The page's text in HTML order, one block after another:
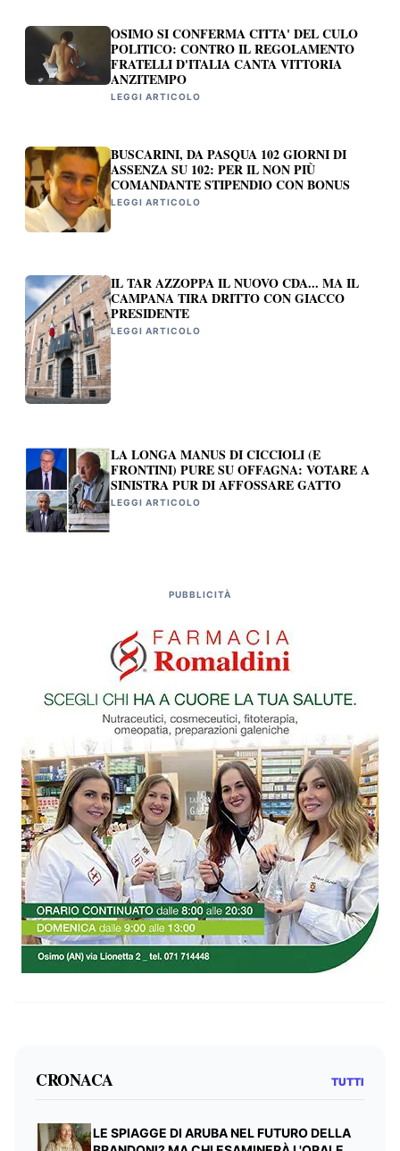
OSIMO SI CONFERMA CITTA' DEL CULO
POLITICO: CONTRO IL REGOLAMENTO
FRATELLI D'ITALIA CANTA VITTORIA
ANZITEMPO
LEGGI ARTICOLO
BUSCARINI, DA PASQUA 102 GIORNI DI
ASSENZA SU 102: PER IL NON PIÙ
COMANDANTE STIPENDIO CON BONUS
LEGGI ARTICOLO
IL TAR AZZOPPA IL NUOVO CDA... MA IL
CAMPANA TIRA DRITTO CON GIACCO
PRESIDENTE
LEGGI ARTICOLO
LA LONGA MANUS DI CICCIOLI (E
FRONTINI) PURE SU OFFAGNA: VOTARE A
SINISTRA PUR DI AFFOSSARE GATTO
LEGGI ARTICOLO
PUBBLICITÀ
CRONACA TUTTI
LE SPIAGGE DI ARUBA NEL FUTURO DELLA